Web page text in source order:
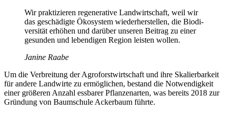
Wir prak­ti­zieren rege­ne­ra­tive Land­wirt­schaft, weil wir
das geschä­digte Ökosystem wieder­her­stellen, die Biodi­
ver­sität erhöhen und darüber unseren Beitrag zu einer
gesunden und leben­digen Region leisten wollen.
Janine Raabe
Um die Verbrei­tung der Agro­forst­wirt­schaft und ihre Skalier­bar­keit
für andere Land­wirte zu ermög­li­chen, bestand die Notwen­dig­keit
einer größeren Anzahl essbarer Pflan­zen­arten, was bereits 2018 zur
Grün­dung von Baum­schule Acker­baum führte.